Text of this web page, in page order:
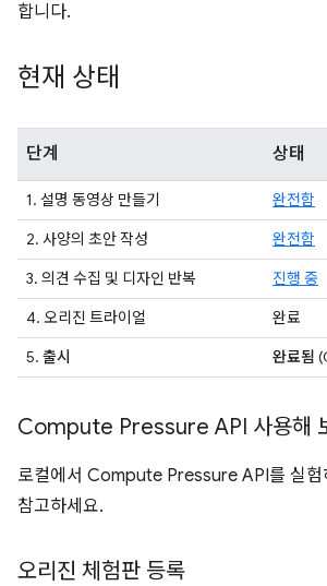
합니다.
현재 상태
단계 상태
1. 설명 동영상 만들기
완전함
2. 사양의 초안 작성
완전함
3. 의견 수집 및 디자인 반복
진행 중
4. 오리진 트라이얼
완료
5. 출시 완료됨
Compute Pressure API 사용해
로컬에서 Compute Pressure API를 실험
참고하세요.
오리진 체험판 등록